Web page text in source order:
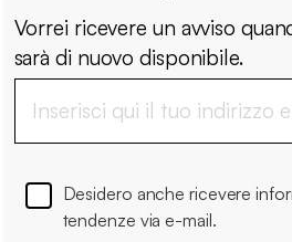
Vorrei ricevere un avviso
sarà di nuovo disponibile.
Desidero anche ricevere
tendenze via e-mail.